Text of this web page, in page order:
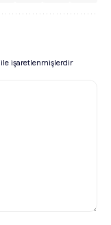
ile işaretlenmişlerdir